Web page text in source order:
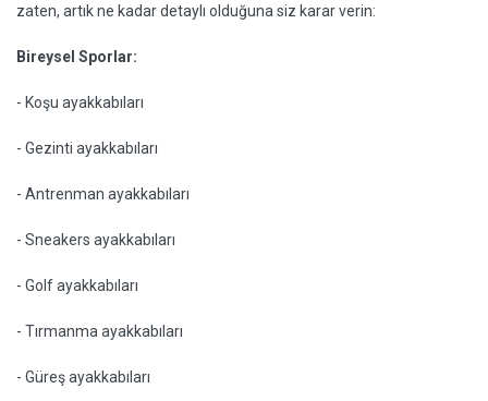
zaten, artık ne kadar detaylı olduğuna siz karar verin:
Bireysel Sporlar:
- Koşu ayakkabıları
- Gezinti ayakkabıları
- Antrenman ayakkabıları
- Sneakers ayakkabıları
- Golf ayakkabıları
- Tırmanma ayakkabıları
- Güreş ayakkabıları